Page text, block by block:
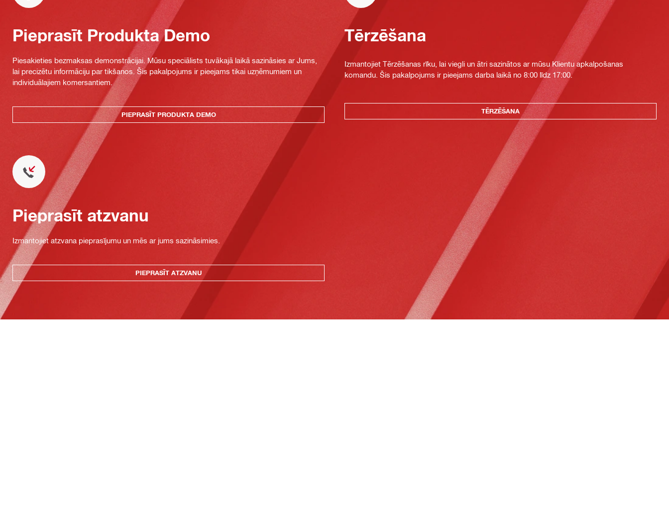
Pieprasīt Produkta Demo
Piesakieties bezmaksas demonstrācijai. Mūsu speciālists tuvākajā laikā sazināsies ar Jums,
lai precizētu informāciju par tikšanos. Šis pakalpojums ir pieejams tikai uzņēmumiem un
individuālajiem komersantiem.
PIEPRASĪT PRODUKTA DEMO
Tērzēšana
Izmantojiet Tērzēšanas rīku, lai viegli un ātri sazinātos ar mūsu Klientu apkalpošanas
komandu. Šis pakalpojums ir pieejams darba laikā no 8:00 līdz 17:00.
TĒRZĒŠANA
Pieprasīt atzvanu
Izmantojiet atzvana pieprasījumu un mēs ar jums sazināsimies.
PIEPRASĪT ATZVANU